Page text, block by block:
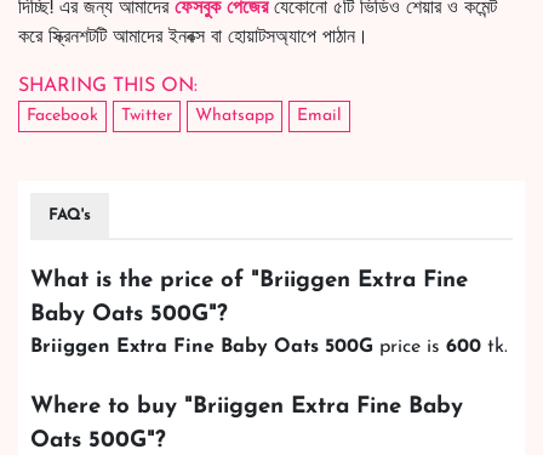
দিচ্ছি! এর জন্য আমাদের ফেসবুক পেজেরযেকোনো ৫টি ভিডিও শেয়ার ও কমেন্ট
করে স্ক্রিনশটটি আমাদের ইনবক্স বা হোয়াটসঅ্যাপে পাঠান।
SHARING THIS ON:
Facebook Twitter Whatsapp Email
FAQ's
What is the price of "Briiggen Extra Fine
Baby Oats 500G"?
Briiggen Extra Fine Baby Oats 500G price is 600 tk.
Where to buy "Briiggen Extra Fine Baby
Oats 500G"?